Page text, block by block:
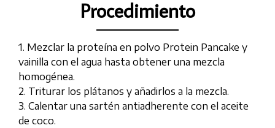
Procedimiento
1. Mezclar la proteína en polvo Protein Pancake y
vainilla con el agua hasta obtener una mezcla
homogénea.
2. Triturar los plátanos y añadirlos a la mezcla.
3. Calentar una sartén antiadherente con el aceite
de coco.